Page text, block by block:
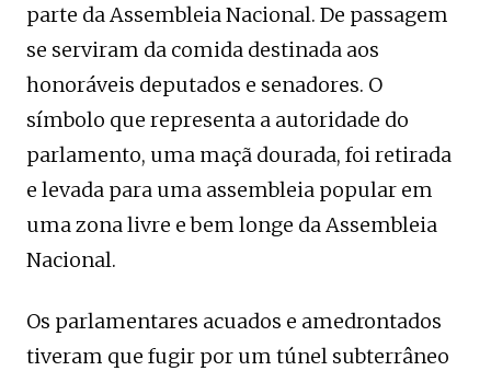
parte da Assembleia Nacional. De passagem
se serviram da comida destinada aos
honoráveis deputados e senadores. O
símbolo que representa a autoridade do
parlamento, uma maçã dourada, foi retirada
e levada para uma assembleia popular em
uma zona livre e bem longe da Assembleia
Nacional.
Os parlamentares acuados e amedrontados
tiveram que fugir por um túnel subterrâneo